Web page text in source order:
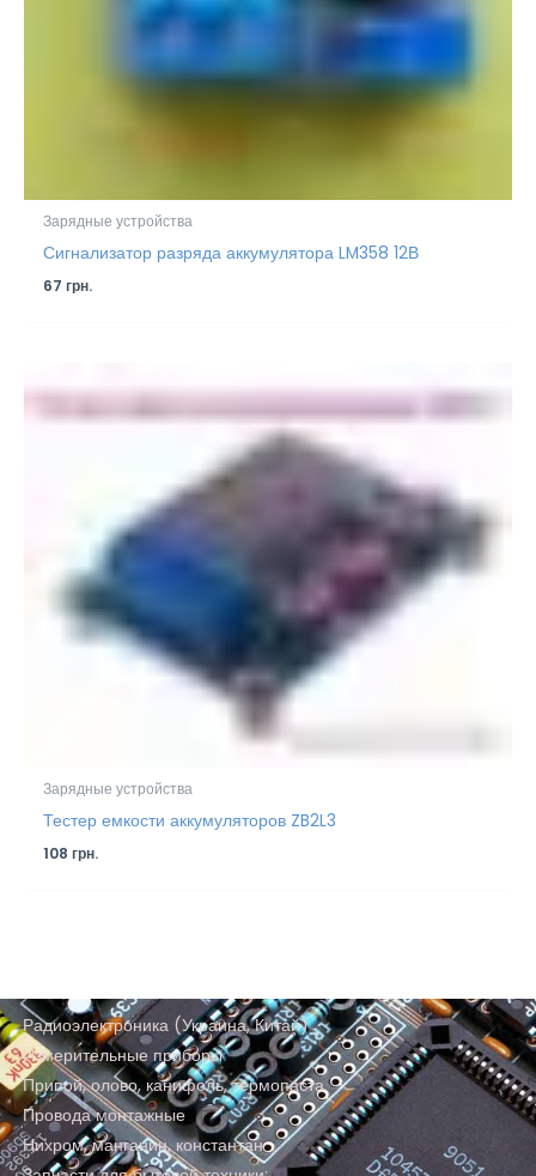
Зарядные устройства
Сигнализатор разряда аккумулятора LM358 12В
67грн.
Зарядные устройства
Тестер емкости аккумуляторов ZB2L3
108грн.
Радиоэлектроника (Украина, Китай)
Измерительные приборы
Припой, олово, канифоль, термопаста
Провода монтажные
Нихром, манганин, константан